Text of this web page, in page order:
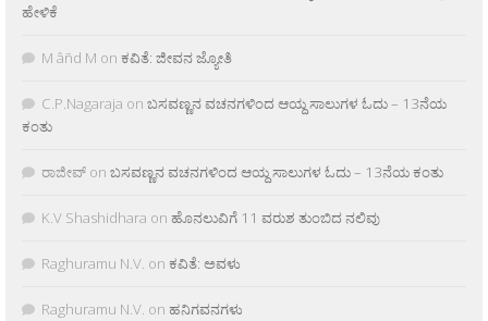
ಹೇಳಿಕೆ
M âñd M on ಕವಿತೆ: ಜೀವನ ಜ್ಯೋತಿ
C.P.Nagaraja on ಬಸವಣ್ಣನ ವಚನಗಳಿಂದ ಆಯ್ದ ಸಾಲುಗಳ ಓದು – 13ನೆಯ
ಕಂತು
ರಾಜೀವ್ on ಬಸವಣ್ಣನ ವಚನಗಳಿಂದ ಆಯ್ದ ಸಾಲುಗಳ ಓದು – 13ನೆಯ ಕಂತು
K.V Shashidhara on ಹೊನಲುವಿಗೆ 11 ವರುಶ ತುಂಬಿದ ನಲಿವು
Raghuramu N.V. on ಕವಿತೆ: ಅವಳು
Raghuramu N.V. on ಹನಿಗವನಗಳು